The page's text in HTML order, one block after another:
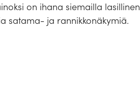
on ihana siemailla lasillinen
satama- ja rannikkonäkymiä.